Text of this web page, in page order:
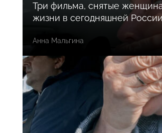
Три фильма, снятые
жизни в сегодняшней России
Анна Мальгина